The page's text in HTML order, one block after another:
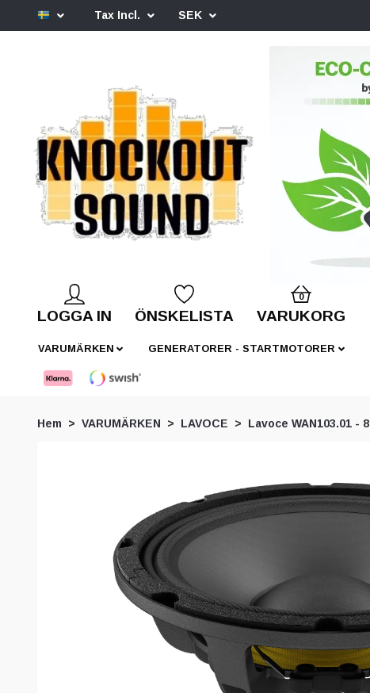
Tax Incl. SEK
LOGGA IN ÖNSKELISTA
0
VARUKORG
VARUMÄRKEN GENERATORER - STARTMOTORER
Hem VARUMÄRKEN LAVOCE Lavoce WAN103.01 - 8